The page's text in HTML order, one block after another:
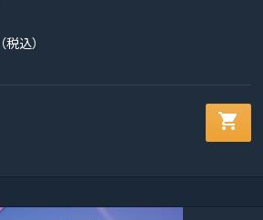
（税込）
shopping_cart